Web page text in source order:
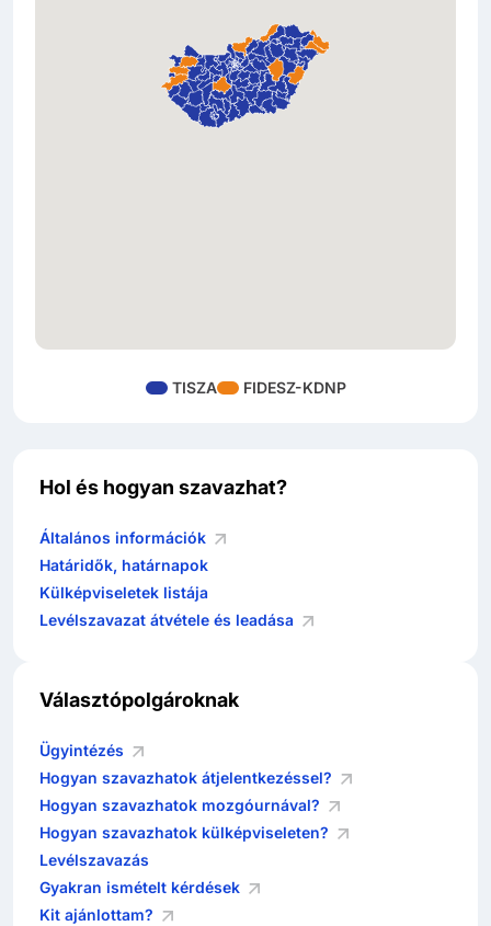
TISZA FIDESZ-KDNP
Hol és hogyan szavazhat?
Általános információk
Határidők, határnapok
Külképviseletek listája
Levélszavazat átvétele és leadása
Választópolgároknak
Ügyintézés
Hogyan szavazhatok átjelentkezéssel?
Hogyan szavazhatok mozgóurnával?
Hogyan szavazhatok külképviseleten?
Levélszavazás
Gyakran ismételt kérdések
Kit ajánlottam?